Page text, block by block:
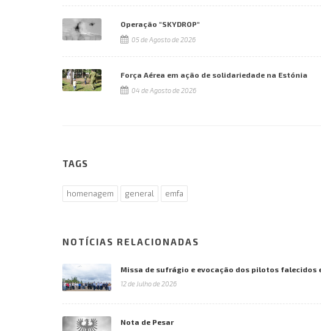
Operação "SKYDROP"
05 de Agosto de 2026
Força Aérea em ação de solidariedade na Estónia
04 de Agosto de 2026
TAGS
homenagem general emfa
NOTÍCIAS RELACIONADAS
Missa de sufrágio e evocação dos pilotos falecidos
12 de Julho de 2026
Nota de Pesar